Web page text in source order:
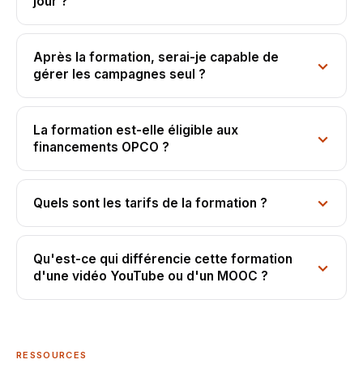
Après la formation, serai-je capable de
gérer les campagnes seul ?
La formation est-elle éligible aux
financements OPCO ?
Quels sont les tarifs de la formation ?
Qu'est-ce qui différencie cette formation
d'une vidéo YouTube ou d'un MOOC ?
RESSOURCES